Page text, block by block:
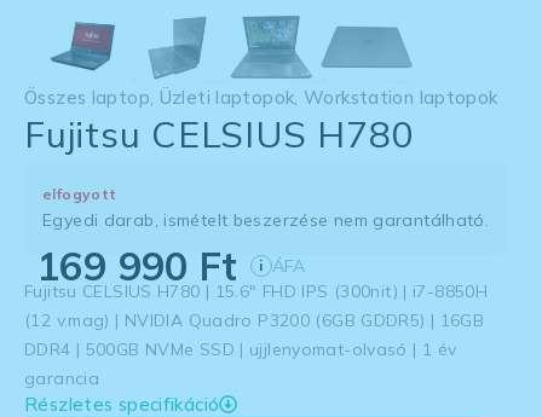
Összes laptop, Üzleti laptopok, Workstation laptopok
Fujitsu CELSIUS H780
elfogyott
Egyedi darab, ismételt beszerzése nem garantálható.
169 990 Ft i ÁFA
Fujitsu CELSIUS H780 | 15.6″ FHD IPS (300nit) | i7-8850H
(12 v.mag) | NVIDIA Quadro P3200 (6GB GDDR5) | 16GB
DDR4 | 500GB NVMe SSD | ujjlenyomat-olvasó | 1 év
garancia
Részletes specifikáció